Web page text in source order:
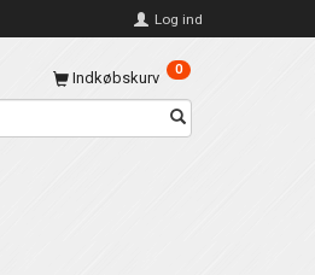
Log ind
Indkøbskurv 0